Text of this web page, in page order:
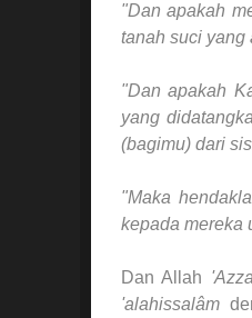
"Dan apakah
tanah suci yang
"Dan apakah
yang
(bagimu) dari
"Maka
kepada mereka
Dan Allah
'alahissalâm